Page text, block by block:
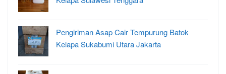
Pengiriman Asap Cair Tempurung Batok
Kelapa Sukabumi Utara Jakarta